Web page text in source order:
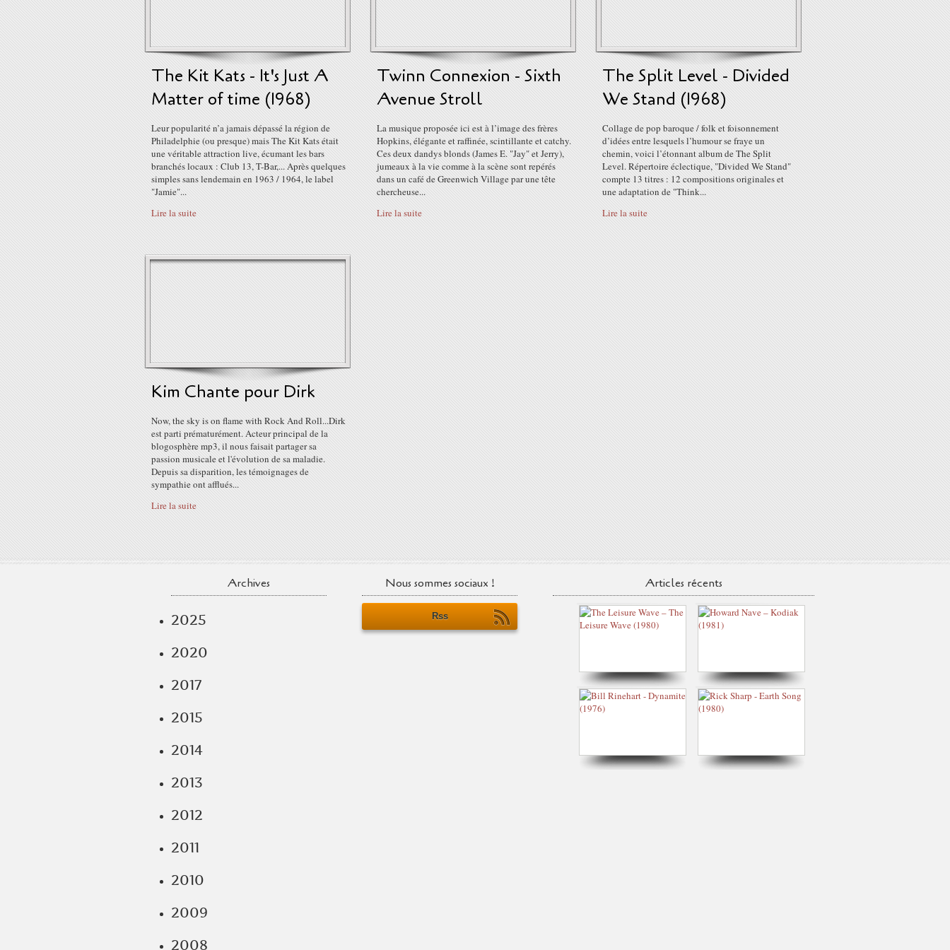
The Kit Kats - It's Just A
Matter of time (1968)
Leur popularité n’a jamais dépassé la région de
Philadelphie (ou presque) mais The Kit Kats était
une véritable attraction live, écumant les bars
branchés locaux : Club 13, T-Bar,... Après quelques
simples sans lendemain en 1963 / 1964, le label
"Jamie"...
Lire la suite
Twinn Connexion - Sixth
Avenue Stroll
La musique proposée ici est à l’image des frères
Hopkins, élégante et raffinée, scintillante et catchy.
Ces deux dandys blonds (James E. "Jay" et Jerry),
jumeaux à la vie comme à la scène sont repérés
dans un café de Greenwich Village par une tête
chercheuse...
Lire la suite
The Split Level - Divided
We Stand (1968)
Collage de pop baroque / folk et foisonnement
d’idées entre lesquels l’humour se fraye un
chemin, voici l’étonnant album de The Split
Level. Répertoire éclectique, "Divided We Stand"
compte 13 titres : 12 compositions originales et
une adaptation de "Think...
Lire la suite
Kim Chante pour Dirk
Now, the sky is on flame with Rock And Roll...Dirk
est parti prématurément. Acteur principal de la
blogosphère mp3, il nous faisait partager sa
passion musicale et l'évolution de sa maladie.
Depuis sa disparition, les témoignages de
sympathie ont afflués...
Lire la suite
Archives
2025
2020
2017
2015
2014
2013
2012
2011
2010
2009
2008
Nous sommes sociaux !
Rss
Articles récents